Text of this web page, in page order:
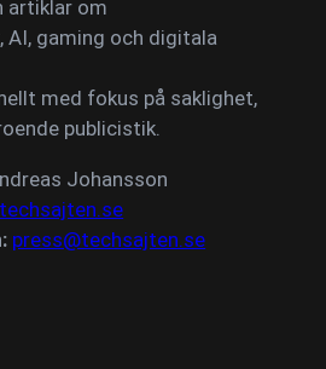
artiklar om
AI, gaming och digitala
med fokus på saklighet,
publicistik.
Johansson
press@techsajten.se